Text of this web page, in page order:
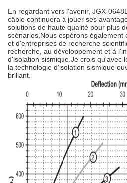
En regardant vers l'avenir, JGX-
câble continuera à jouer ses
solutions de haute qualité pour plus
scénarios.Nous espérons également
et d'entreprises de recherche
recherche, au développement et à
d'isolation sismique.Je crois qu'avec
la technologie d'isolation sismique
brillant.